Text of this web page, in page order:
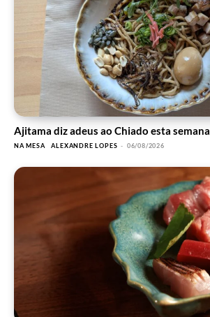
Ajitama diz adeus ao Chiado esta semana
NA MESA ALEXANDRE LOPES - 06/08/2026